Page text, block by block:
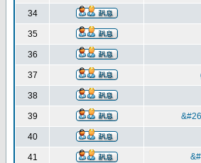
34
35
36
37
38
39
40
41